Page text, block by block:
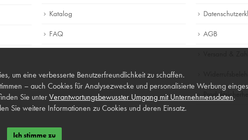
Katalog
FAQ
AGB
Produktsicherheit
um eine verbesserte Benutzerfreundlichkeit zu schaffen.
– auch Cookies für Analysezwecke und personalisierte Werbung
Sie unterVerantwortungsbewusster Umgang mit Unternehmensdaten.
Sie weitere Informationen zu Cookies und deren Einsatz.
Ich stimme zu